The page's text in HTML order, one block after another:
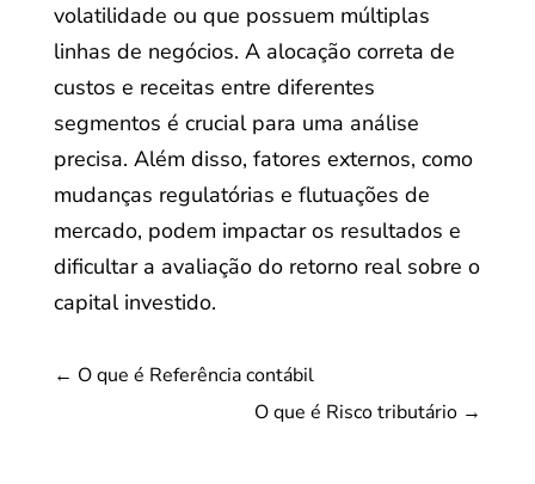
volatilidade ou que possuem múltiplas
linhas de negócios. A alocação correta de
custos e receitas entre diferentes
segmentos é crucial para uma análise
precisa. Além disso, fatores externos, como
mudanças regulatórias e flutuações de
mercado, podem impactar os resultados e
dificultar a avaliação do retorno real sobre o
capital investido.
← O que é Referência contábil
O que é Risco tributário →